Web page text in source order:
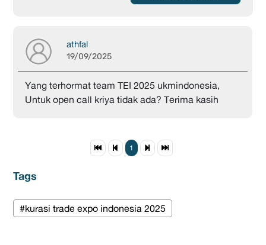
athfal
19/09/2025
Yang terhormat team TEI 2025 ukmindonesia,
Untuk open call kriya tidak ada? Terima kasih
1
Tags
#kurasi trade expo indonesia 2025